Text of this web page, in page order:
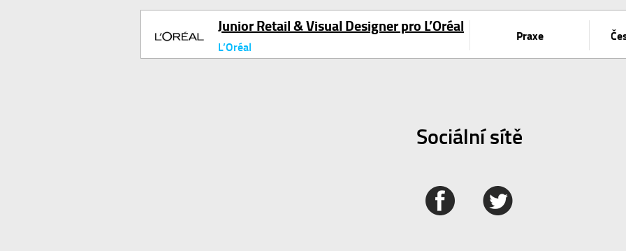
Junior Retail & Visual Designer pro L’Oréal
L’Oréal
Praxe
Sociální sítě